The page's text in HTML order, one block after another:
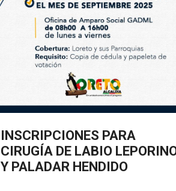
INSCRIPCIONES PARA
CIRUGÍA DE LABIO
Y PALADAR HENDIDO